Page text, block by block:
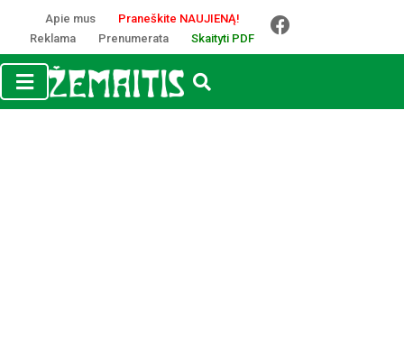
Apie mus
Praneškite NAUJIENĄ!
Reklama
Prenumerata Skaityti PDF